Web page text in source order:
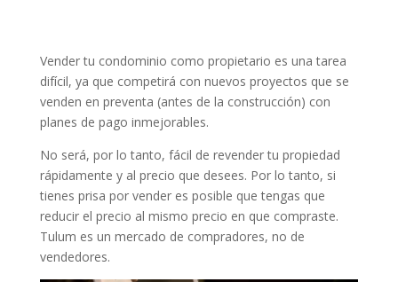
Vender tu condominio como propietario es una tarea
difícil, ya que competirá con nuevos proyectos que se
venden en preventa (antes de la construcción) con
planes de pago inmejorables.
No será, por lo tanto, fácil de revender tu propiedad
rápidamente y al precio que desees. Por lo tanto, si
tienes prisa por vender es posible que tengas que
reducir el precio al mismo precio en que compraste.
Tulum es un mercado de compradores, no de
vendedores.